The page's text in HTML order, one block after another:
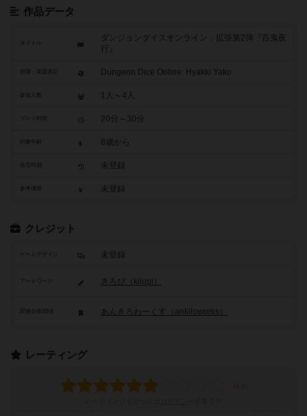
作品データ
タイトル
ダンジョンダイスオンライン：拡張第2弾『百鬼夜
行』
原題・英題表記 Dungeon Dice Online: Hyakki Yako
参加人数 1人～4人
20分～30分
対象年齢 8歳から
未登録
参考価格 未登録
クレジット
ゲームデザイン 未登録
アートワーク きろぴ（kilopi）
あんきろわーくす（ankiloworks）
レーティング